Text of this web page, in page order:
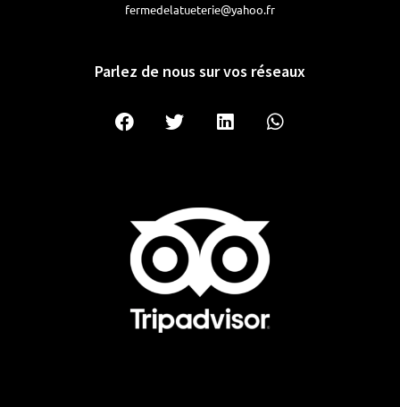
fermedelatueterie@yahoo.fr
Parlez de nous sur vos réseaux